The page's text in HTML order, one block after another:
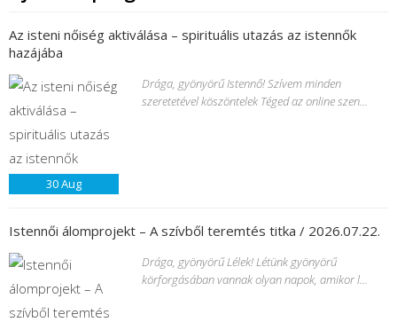
Az isteni nőiség aktiválása – spirituális utazás az istennők
hazájába
30Aug
Drága, gyönyörű Istennő! Szívem minden
szeretetével köszöntelek Téged az online szen...
Istennői álomprojekt – A szívből teremtés titka / 2026.07.22.
Drága, gyönyörű Lélek! Létünk gyönyörű
körforgásában vannak olyan napok, amikor l...